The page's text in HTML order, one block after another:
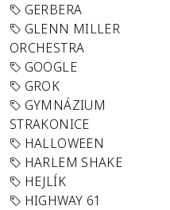
GERBERA
GLENN MILLER
ORCHESTRA
GOOGLE
GROK
GYMNÁZIUM
STRAKONICE
HALLOWEEN
HARLEM SHAKE
HEJLÍK
HIGHWAY 61